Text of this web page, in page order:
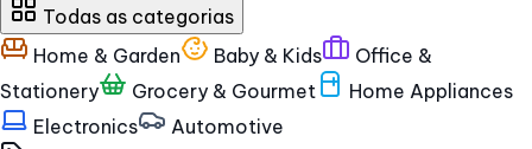
Todas as categorias
Home & Garden
Baby & Kids
Office &
Stationery
Grocery & Gourmet
Home Appliances
Electronics
Automotive